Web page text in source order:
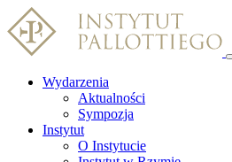
Wydarzenia
Aktualności
Sympozja
Instytut
O Instytucie